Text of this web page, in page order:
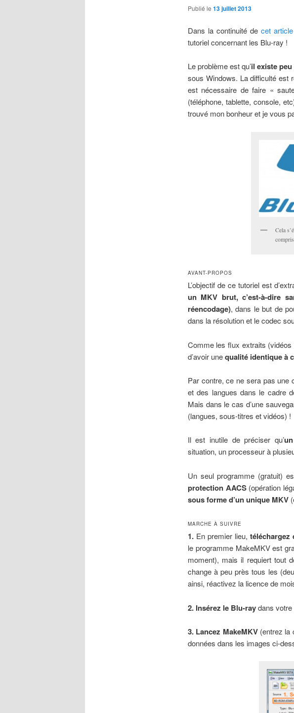
Publié le 13 juillet 2013
Dans la continuité de cet article
tutoriel concernant les Blu-ray !
Le problème est qu’il existe
sous Windows. La difficulté est
est nécessaire de faire «
(téléphone, tablette, console,
trouvé mon bonheur et je vous
Cela
AVANT-PROPOS
L’objectif de ce tutoriel est
un MKV brut, c’est-à-dire
réencodage), dans le but de
dans la résolution et le codec
Comme les flux extraits
d’avoir unequalité identique à
Par contre, ce ne sera pas une
et des langues dans le cadre
Mais dans le cas d’une
(langues, sous-titres et vidéos) !
Il est inutile de préciser qu’
situation, un processeur à
Un seul programme (gratuit)
protection AACS(opération
sous forme d’un unique MKV
MARCHE À SUIVRE
1. En premier lieu, téléchargez
le programme MakeMKV est
moment), mais il requiert tout
change à peu près tous les
ainsi, réactivez la licence de
2. Insérez le Blu-raydans votre
3. Lancez MakeMKV (entrez la
données dans les images ci-